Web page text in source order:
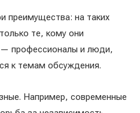
преимущества: на таких
те, кому они
— профессионалы и люди,
к темам обсуждения.
Например, современные